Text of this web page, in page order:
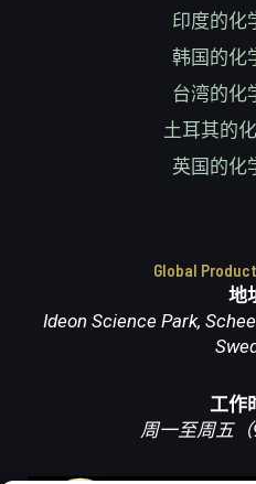
印度的化
韩国的化
台湾的化
土耳其的
英国的化
Global
地
Ideon Science Park,
工作
周一至周五（